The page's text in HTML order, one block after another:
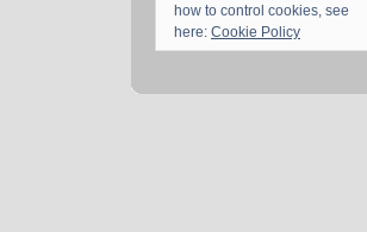
how to control cookies, see
here: Cookie Policy